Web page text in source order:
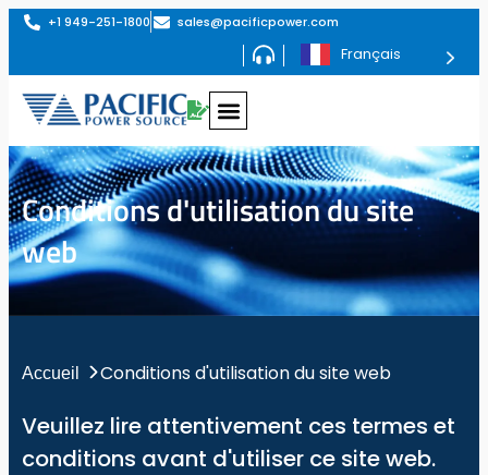
+1 949-251-1800 sales@pacificpower.com
Français
Conditions d'utilisation du site
web
Accueil Conditions d'utilisation du site web
Veuillez lire attentivement ces termes et
conditions avant d'utiliser ce site web.